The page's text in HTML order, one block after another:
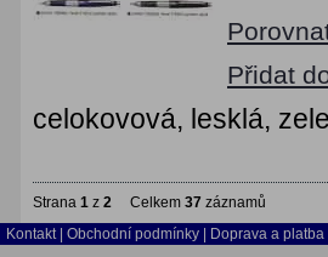
Přidat
celokovová, lesklá,
Strana 1 z 2 Celkem 37 záznamů
Kontakt
Obchodní podmínky Doprava a platba